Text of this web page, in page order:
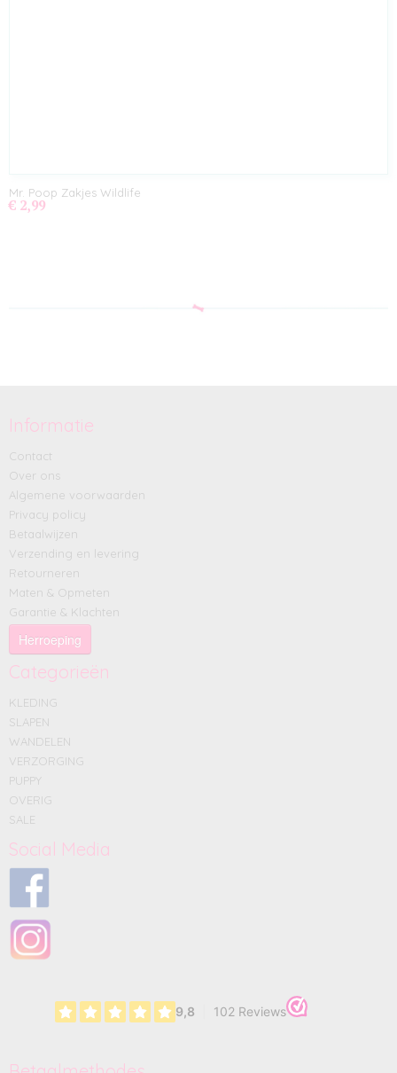
Mr. Poop Zakjes Wildlife
€ 2,99
Informatie
Contact
Over ons
Algemene voorwaarden
Privacy policy
Betaalwijzen
Verzending en levering
Retourneren
Maten & Opmeten
Garantie & Klachten
Herroeping
Categorieën
KLEDING
SLAPEN
WANDELEN
VERZORGING
PUPPY
OVERIG
SALE
Social Media